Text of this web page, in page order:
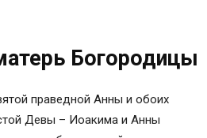
литература о
дочери Фануила:
беременности и детях
Богородицы
праведной Анны и обоих
Девы – Иоакима и Анны